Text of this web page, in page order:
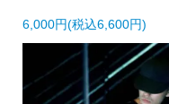
6,000円(税込6,600円)